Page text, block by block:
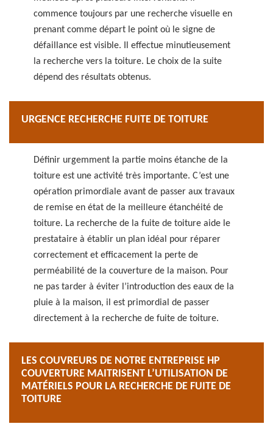
commence toujours par une recherche visuelle en
prenant comme départ le point où le signe de
défaillance est visible. Il effectue minutieusement
la recherche vers la toiture. Le choix de la suite
dépend des résultats obtenus.
URGENCE RECHERCHE FUITE DE TOITURE
Définir urgemment la partie moins étanche de la
toiture est une activité très importante. C’est une
opération primordiale avant de passer aux travaux
de remise en état de la meilleure étanchéité de
toiture. La recherche de la fuite de toiture aide le
prestataire à établir un plan idéal pour réparer
correctement et efficacement la perte de
perméabilité de la couverture de la maison. Pour
ne pas tarder à éviter l’introduction des eaux de la
pluie à la maison, il est primordial de passer
directement à la recherche de fuite de toiture.
LES COUVREURS DE NOTRE ENTREPRISE HP
COUVERTURE MAITRISENT L’UTILISATION DE
MATÉRIELS POUR LA RECHERCHE DE FUITE DE
TOITURE